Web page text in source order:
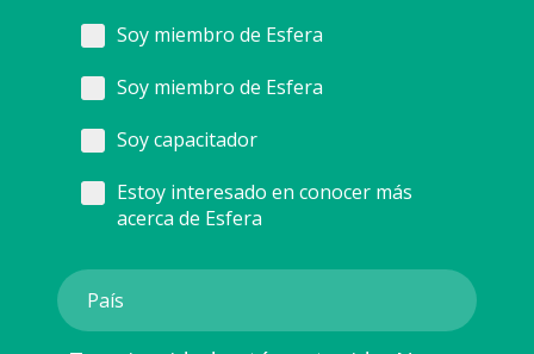
Soy miembro de Esfera
Soy miembro de Esfera
Soy capacitador
Estoy interesado en conocer más
acerca de Esfera